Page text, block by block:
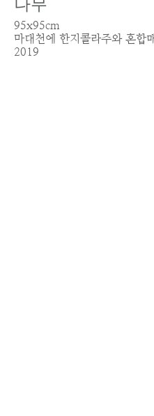
95x95cm
마대천에 한지콜라주와 혼합
2019